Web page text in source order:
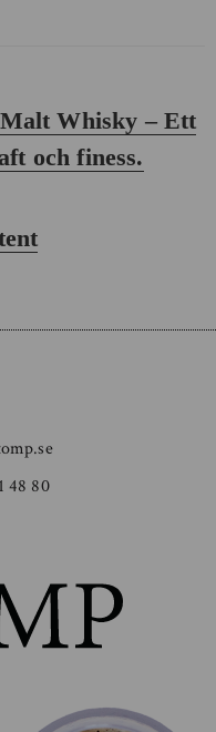
Whisky – Ett
och finess.
48 80